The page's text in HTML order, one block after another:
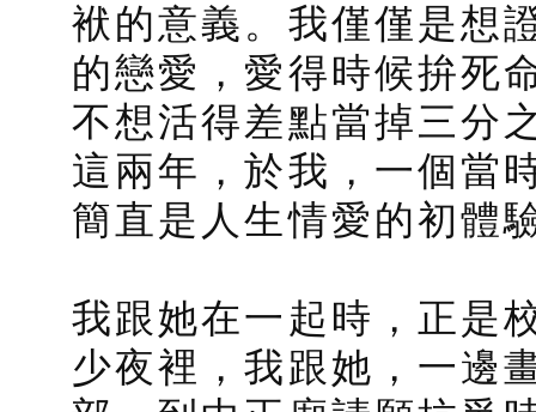
袱的意義。我僅僅是想
的戀愛，愛得時候拚死
不想活得差點當掉三分
這兩年，於我，一個當
簡直是人生情愛的初體
我跟她在一起時，正是
少夜裡，我跟她，一邊